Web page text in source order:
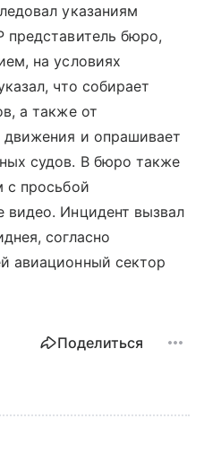
указаниям
представитель бюро,
на условиях
что собирает
а также от
движения и опрашивает
судов. В бюро также
с просьбой
видео. Инцидент вызвал
согласно
авиационный сектор
Поделиться